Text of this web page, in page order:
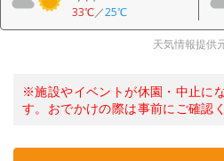
33℃／25℃
天気情報提供
※施設やイベントが休園・中止に
す。おでかけの際は事前にご確認く